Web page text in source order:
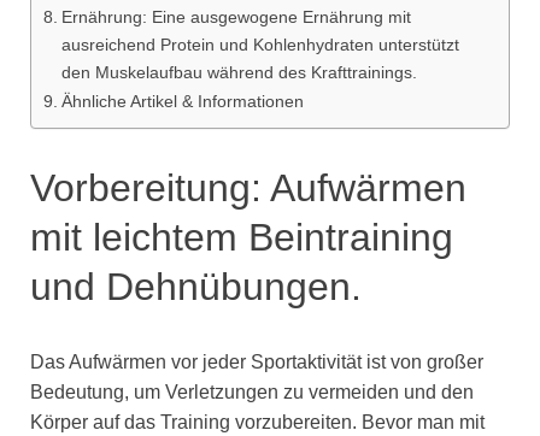
Ernährung: Eine ausgewogene Ernährung mit
ausreichend Protein und Kohlenhydraten unterstützt
den Muskelaufbau während des Krafttrainings.
Ähnliche Artikel & Informationen
Vorbereitung: Aufwärmen
mit leichtem Beintraining
und Dehnübungen.
Das Aufwärmen vor jeder Sportaktivität ist von großer
Bedeutung, um Verletzungen zu vermeiden und den
Körper auf das Training vorzubereiten. Bevor man mit